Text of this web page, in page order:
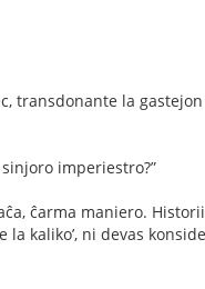
transdonante la
imperiestro?”
ĉarma maniero.
kaliko’, ni devas